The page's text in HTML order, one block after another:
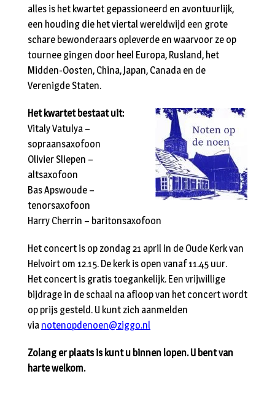
alles is het kwartet gepassioneerd en avontuurlijk,
een houding die het viertal wereldwijd een grote
schare bewonderaars opleverde en waarvoor ze op
tournee gingen door heel Europa, Rusland, het
Midden-Oosten, China, Japan, Canada en de
Verenigde Staten.
Het kwartet bestaat uit:
Vitaly Vatulya –
sopraansaxofoon
Olivier Sliepen –
altsaxofoon
Bas Apswoude –
tenorsaxofoon
Harry Cherrin – baritonsaxofoon
Het concert is op zondag 21 april in de Oude Kerk van
Helvoirt om 12.15. De kerk is open vanaf 11.45 uur.
Het concert is gratis toegankelijk. Een vrijwillige
bijdrage in de schaal na afloop van het concert wordt
op prijs gesteld. U kunt zich aanmelden
via notenopdenoen@ziggo.nl
Zolang er plaats is kunt u binnen lopen. U bent van
harte welkom.